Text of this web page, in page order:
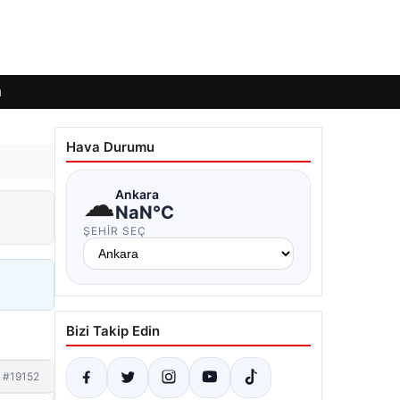
#19152
Hava Durumu
☁Ankara
NaN°C
ŞEHIR SEÇ
Bizi Takip Edin